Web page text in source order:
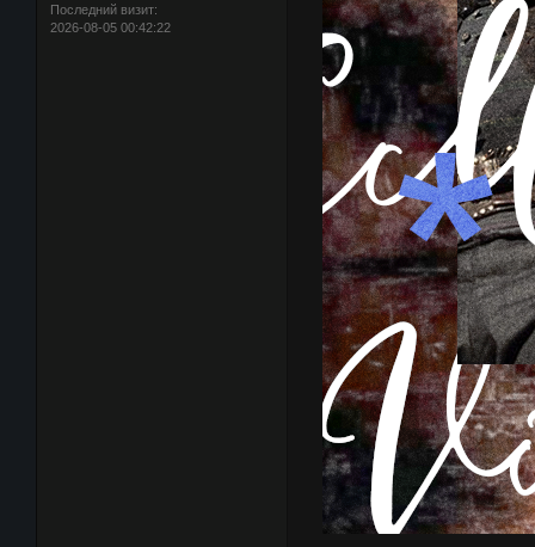
Последний визит:
2026-08-05 00:42:22